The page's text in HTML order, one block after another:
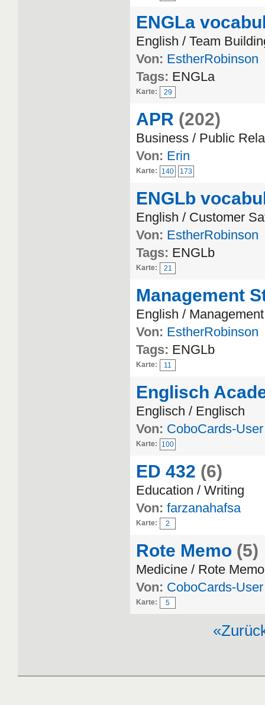
ENGLa
English / Team
Von: EstherRobinson
Tags: ENGLa
Karte: 29
APR (202)
Business / Public
Von: Erin
Karte: 140 173
ENGLb
English / Customer
Von: EstherRobinson
Tags: ENGLb
Karte: 21
Management
English /
Von: EstherRobinson
Tags: ENGLb
Karte: 11
Englisch
Englisch / Englisch
Von: CoboCards-User
Karte: 100
ED 432 (6)
Education / Writing
Von: farzanahafsa
Karte: 2
Rote Memo (5)
Medicine / Rote Memo
Von: CoboCards-User
Karte: 5